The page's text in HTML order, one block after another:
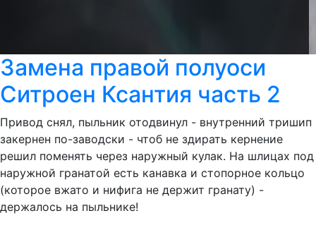
Замена правой полуоси
Ситроен Ксантия часть 2
Привод снял, пыльник отодвинул - внутренний тришип
закернен по-заводски - чтоб не здирать кернение
решил поменять через наружный кулак. На шлицах под
наружной гранатой есть канавка и стопорное кольцо
(которое вжато и нифига не держит гранату) -
держалось на пыльнике!